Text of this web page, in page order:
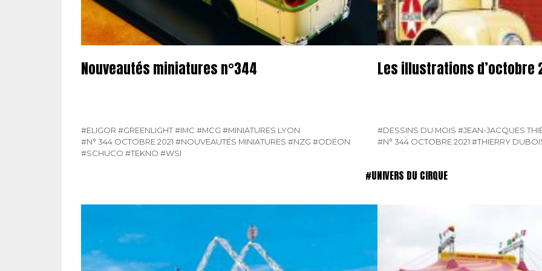
Nouveautés miniatures n°344
#ELIGOR #GREENLIGHT#IMC #MCG #MINIATURES LYON
#N° 344 OCTOBRE 2021 #NOUVEAUTÉS MINIATURES #NZG #ODÉON
#SCHUCO #TEKNO #WSI
Les illustrations d’octobre
#DESSINS DU MOIS #JEAN-JACQUES
#N° 344 OCTOBRE 2021 #THIERRY
#UNIVERS DU CIRQUE